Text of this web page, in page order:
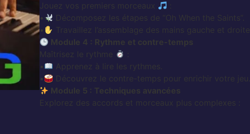
Jouez vos premiers morceaux
:
•
Décomposez les étapes de “Oh When the Saints”.
•
Travaillez l’assemblage des mains gauche et droite.
Module 4 : Rythme et contre-temps
Maîtrisez le rythme
:
•
Apprenez à lire les rythmes.
•
Découvrez le contre-temps pour enrichir votre jeu.
Module 5 : Techniques avancées
Explorez des accords et morceaux plus complexes :